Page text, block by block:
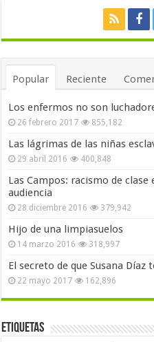
Popular Reciente
Los enfermos no son
26 febrero 2017 855,182
Las lágrimas de las niñas
29 abril 2016 400,848
Las Campos: racismo de
audiencia
28 diciembre 2016 379,942
Hijo de una limpiasuelos
14 marzo 2016 318,997
El secreto de que Susana Díaz
22 mayo 2017 162,896
Etiquetas